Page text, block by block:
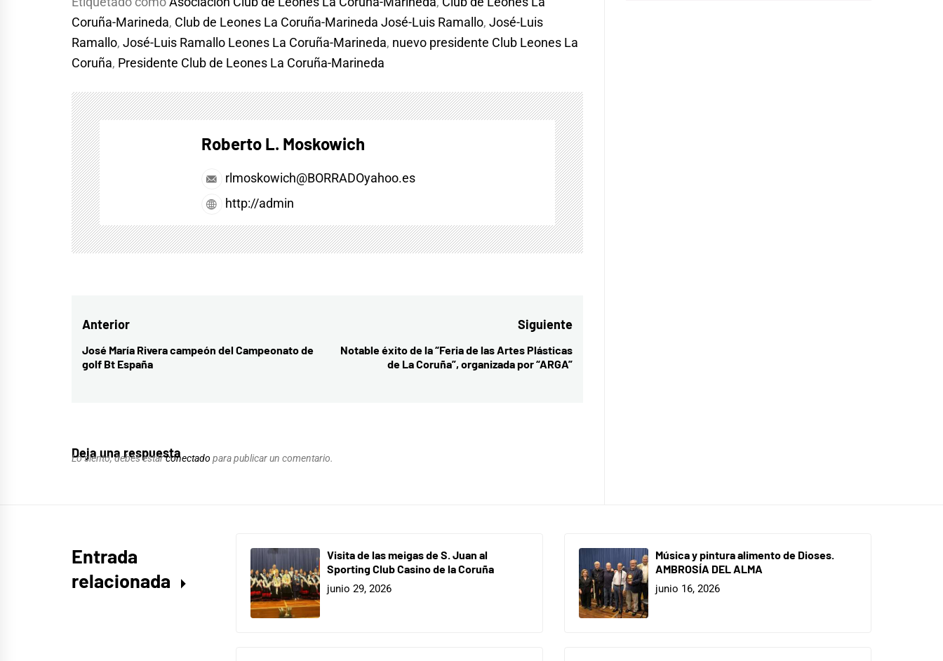
Coruña-Marineda, Club de Leones La Coruña-Marineda José-Luis Ramallo, José-Luis
Ramallo, José-Luis Ramallo Leones La Coruña-Marineda, nuevo presidente Club Leones La
Coruña, Presidente Club de Leones La Coruña-Marineda
Roberto L. Moskowich
rlmoskowich@BORRADOyahoo.es
http://admin
Navegación
de
entradas
Anterior
Entrada
anterior:
José María Rivera campeón del Campeonato de
golf Bt España
Siguiente
Entrada
Notable éxito de la “Feria de las Artes Plásticas
de La Coruña”, organizada por “ARGA”
Deja una respuesta
Lo siento, debes estarconectado para publicar un comentario.
Entrada
relacionada
Visita de las meigas de S. Juan al
Sporting Club Casino de la Coruña
junio 29, 2026
Música y pintura alimento de Dioses.
AMBROSÍA DEL ALMA
junio 16, 2026